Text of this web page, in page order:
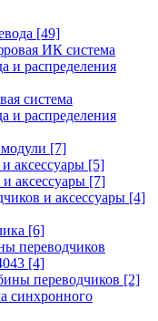
[49]
ИК система
и распределения
система
и распределения
[7]
аксессуары [5]
аксессуары [7]
и аксессуары [4]
[6]
переводчиков
[4]
переводчиков [2]
синхронного